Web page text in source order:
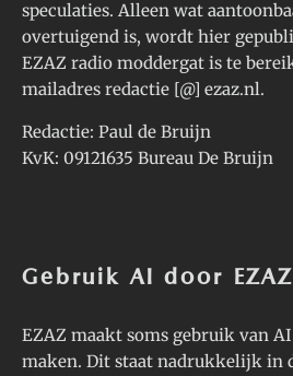
speculaties. Alleen wat
overtuigend is, wordt hier
EZAZ radio moddergat is te
mailadres redactie [@] ezaz.nl.
Redactie: Paul de Bruijn
KvK: 09121635 Bureau De Bruijn
Gebruik AI door EZAZ
EZAZ maakt soms gebruik van
maken. Dit staat nadrukkelijk in